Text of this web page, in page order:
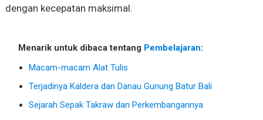
dengan kecepatan maksimal.
Menarik untuk dibaca tentang Pembelajaran:
Macam-macam Alat Tulis
Terjadinya Kaldera dan Danau Gunung Batur Bali
Sejarah Sepak Takraw dan Perkembangannya